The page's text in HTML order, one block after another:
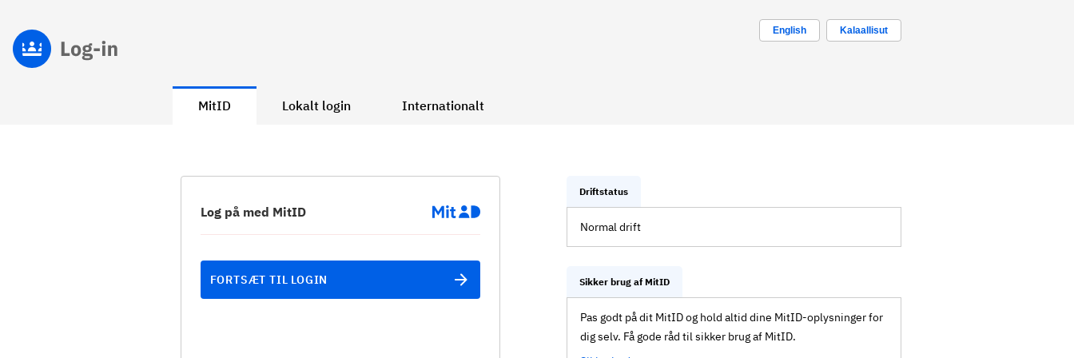
English Kalaallisut
MitID Lokalt login Internationalt
Log på med MitID
FORTSÆT TIL LOGIN
Driftstatus
Normal drift
Sikker brug af MitID
Pas godt på dit MitID og hold altid dine MitID-oplysninger for
dig selv. Få gode råd til sikker brug af MitID.